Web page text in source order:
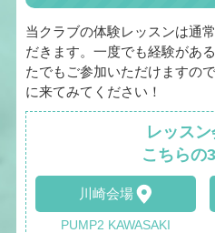
当クラブの体験レッスンは通
だきます。一度でも経験があ
たでもご参加いただけますの
に来てみてください！
レッス
こちらの
川崎会場
PUMP2 KAWASAKI